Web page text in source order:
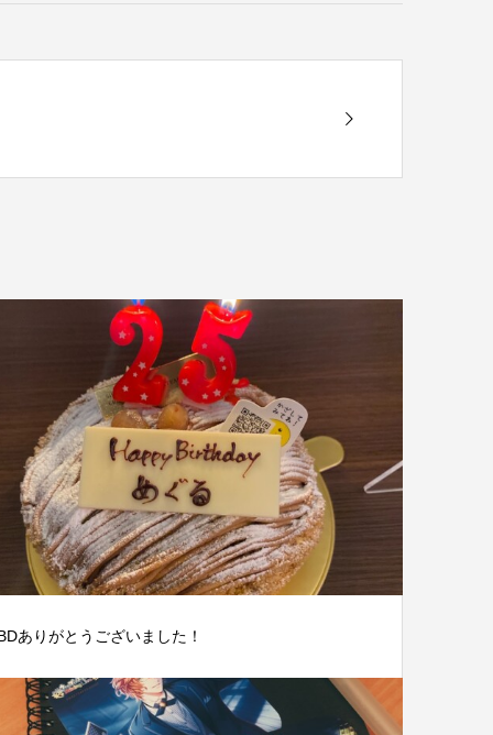
ありがとうございました！